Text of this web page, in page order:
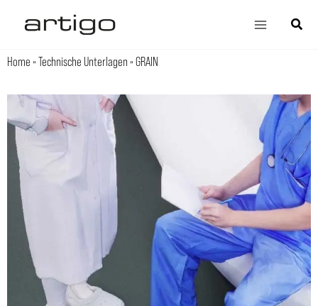
springen
Main
Suche
Home»Technische Unterlagen»GRAIN